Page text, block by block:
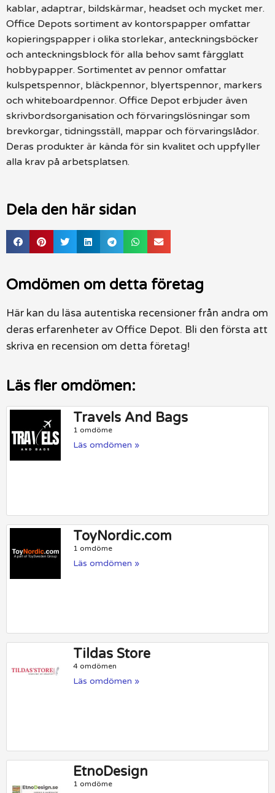
kablar, adaptrar, bildskärmar, headset och mycket mer.
Office Depots sortiment av kontorspapper omfattar
kopieringspapper i olika storlekar, anteckningsböcker
och anteckningsblock för alla behov samt färgglatt
hobbypapper. Sortimentet av pennor omfattar
kulspetspennor, bläckpennor, blyertspennor, markers
och whiteboardpennor. Office Depot erbjuder även
skrivbordsorganisation och förvaringslösningar som
brevkorgar, tidningsställ, mappar och förvaringslådor.
Deras produkter är kända för sin kvalitet och uppfyller
alla krav på arbetsplatsen.
Dela den här sidan
Omdömen om detta företag
Här kan du läsa autentiska recensioner från andra om
deras erfarenheter av Office Depot. Bli den första att
skriva en recension om detta företag!
Läs fler omdömen:
Travels And Bags
1 omdöme
Läs omdömen »
ToyNordic.com
1 omdöme
Läs omdömen »
Tildas Store
4 omdömen
Läs omdömen »
EtnoDesign
1 omdöme